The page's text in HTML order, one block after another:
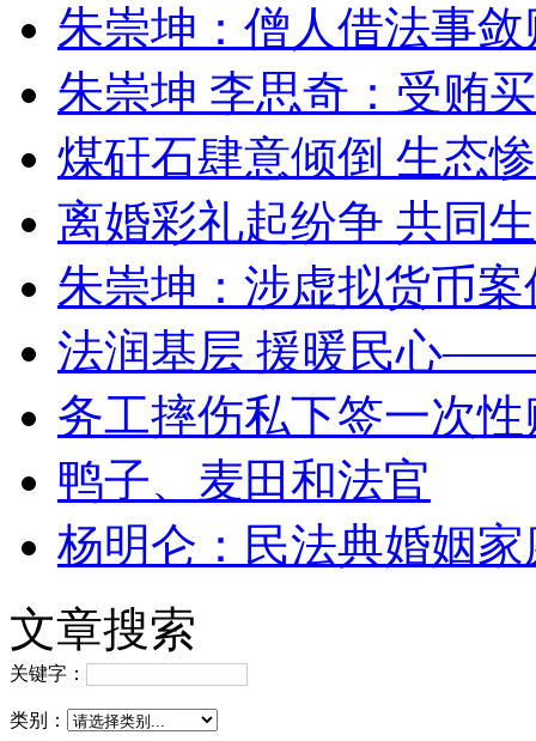
朱崇坤：僧人借法事
朱崇坤 李思奇：受贿
煤矸石肆意倾倒 生态
离婚彩礼起纷争 共同
朱崇坤：涉虚拟货币
法润基层 援暖民心
务工摔伤私下签一次
鸭子、麦田和法官
杨明仑：民法典婚姻
文章搜索
关键字：
类别：